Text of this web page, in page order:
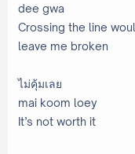
dee gwa
Crossing the line
leave me broken
ไม่คุ้มเลย
mai koom loey
It’s not worth it